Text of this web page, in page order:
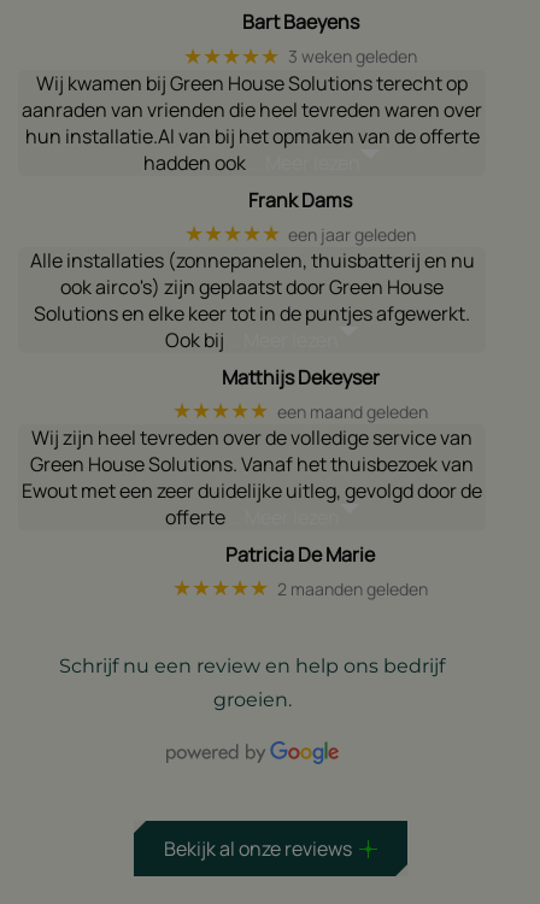
Bart Baeyens
★★★★★ 3 weken geleden
Wij kwamen bij Green House Solutions terecht op
aanraden van vrienden die heel tevreden waren over
hun installatie.Al van bij het opmaken van de offerte
hadden ook
Frank Dams
★★★★★ een jaar geleden
Alle installaties (zonnepanelen, thuisbatterij en nu
ook airco's) zijn geplaatst door Green House
Solutions en elke keer tot in de puntjes afgewerkt.
Ook bij
Matthijs Dekeyser
★★★★★ een maand geleden
Wij zijn heel tevreden over de volledige service van
Green House Solutions. Vanaf het thuisbezoek van
Ewout met een zeer duidelijke uitleg, gevolgd door de
offerte
Patricia De Marie
★★★★★ 2 maanden geleden
Schrijf nu een review en help ons bedrijf
groeien.
Bekijk al onze reviews